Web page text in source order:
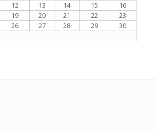
12 13 14 15
16
19 20 21 22
23
26 27 28 29
30